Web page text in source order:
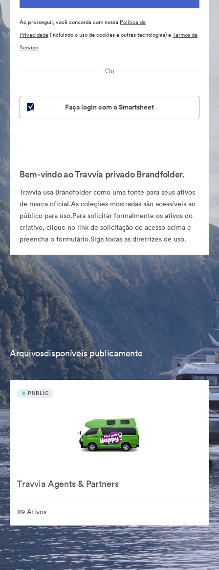
Ao prosseguir, você concorda com nossa Política de
Privacidade(incluindo o uso de cookies e outras tecnologias) eTermos de
Serviço
Ou
Faça login com o Smartsheet
Bem-vindo ao Travvia privado Brandfolder.
Travvia usa Brandfolder como uma fonte para seus ativos
de marca oficial.As coleções mostradas são acessíveis ao
público para uso.Para solicitar formalmente os ativos do
criativo, clique no link de solicitação de acesso acima e
preencha o formulário.Siga todas as diretrizes de uso.
Arquivosdisponíveis publicamente
PUBLIC
Travvia Agents & Partners
89 Ativos